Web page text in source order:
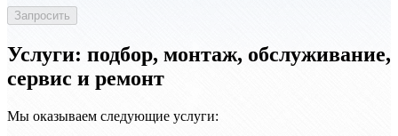
Услуги: подбор, монтаж, обслуживание,
сервис и ремонт
Мы оказываем следующие услуги: